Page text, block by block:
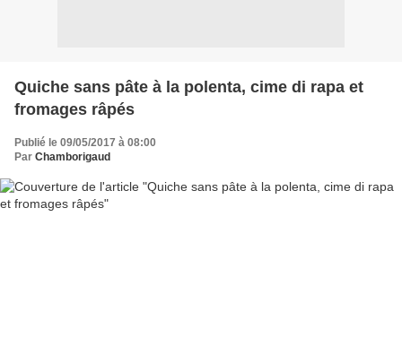
Quiche sans pâte à la polenta, cime di rapa et
fromages râpés
Publié le 09/05/2017 à 08:00
Par Chamborigaud